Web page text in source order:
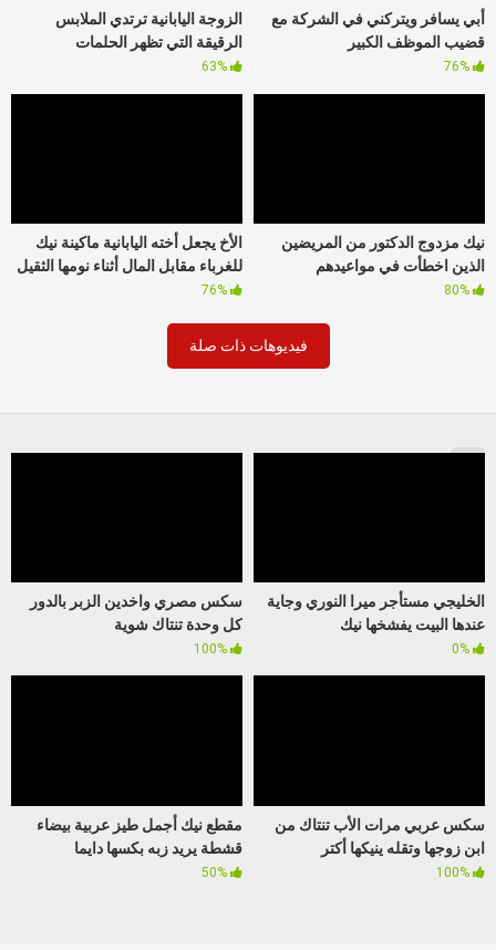
الزوجة اليابانية ترتدي الملابس
الرقيقة التي تظهر الحلمات
أبي يسافر ويتركني في الشركة مع
قضيب الموظف الكبير
الأخ يجعل أخته اليابانية ماكينة نيك
للغرباء مقابل المال أثناء نومها الثقيل
نيك مزدوج الدكتور من المريضين
الذين اخطأت في مواعيدهم
فيديوهات ذات صلة
سكس مصري واخدين الزبر بالدور
كل وحدة تنتاك شوية
الخليجي مستأجر ميرا النوري وجاية
عندها البيت يفشخها نيك
مقطع نيك أجمل طيز عربية بيضاء
قشطة يريد زبه بكسها دايما
سكس عربي مرات الأب تنتاك من
ابن زوجها وتقله ينيكها أكتر